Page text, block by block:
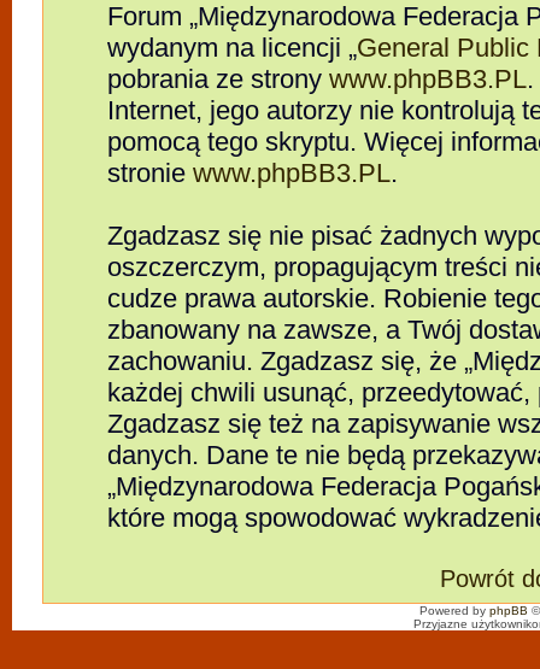
Forum „Międzynarodowa Federacja
wydanym na licencji „General Public
pobrania ze strony www.phpBB3.PL
Internet, jego autorzy nie kontrolują
pomocą tego skryptu. Więcej
stronie www.phpBB3.PL.
Zgadzasz się nie pisać żadnych
oszczerczym, propagującym treści
cudze prawa autorskie. Robienie
zbanowany na zawsze, a Twój
zachowaniu. Zgadzasz się, że
każdej chwili usunąć,
Zgadzasz się też na zapisywanie
danych. Dane te nie będą
„Międzynarodowa Federacja
które mogą spowodować
Powrót
Powered by phpBB
Przyjazne